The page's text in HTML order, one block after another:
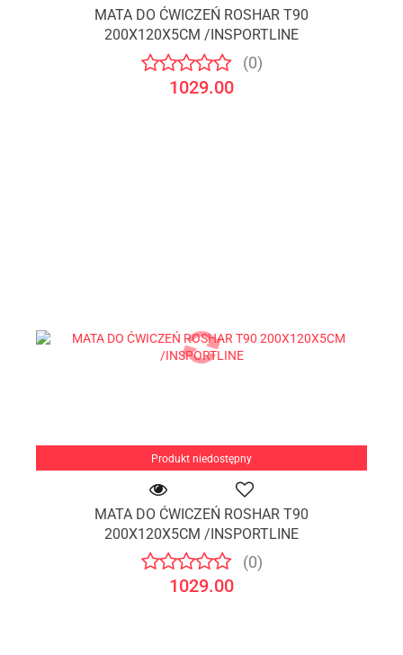
MATA DO ĆWICZEŃ ROSHAR T90
200X120X5CM /INSPORTLINE
(0)
1029.00
Produkt niedostępny
MATA DO ĆWICZEŃ ROSHAR T90
200X120X5CM /INSPORTLINE
(0)
1029.00